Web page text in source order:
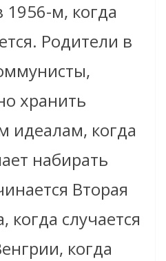
м, когда
Родители в
хранить
идеалам, когда
набирать
Вторая
случается
когда